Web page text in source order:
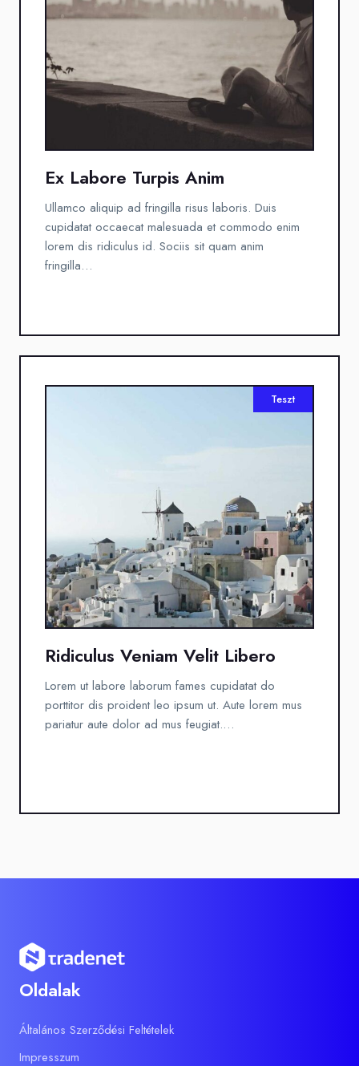
Ex Labore Turpis Anim
Ullamco aliquip ad fringilla risus laboris. Duis
cupidatat occaecat malesuada et commodo enim
lorem dis ridiculus id. Sociis sit quam anim
fringilla…
Teszt
Ridiculus Veniam Velit Libero
Lorem ut labore laborum fames cupidatat do
porttitor dis proident leo ipsum ut. Aute lorem mus
pariatur aute dolor ad mus feugiat.…
Oldalak
Általános Szerződési Feltételek
Impresszum